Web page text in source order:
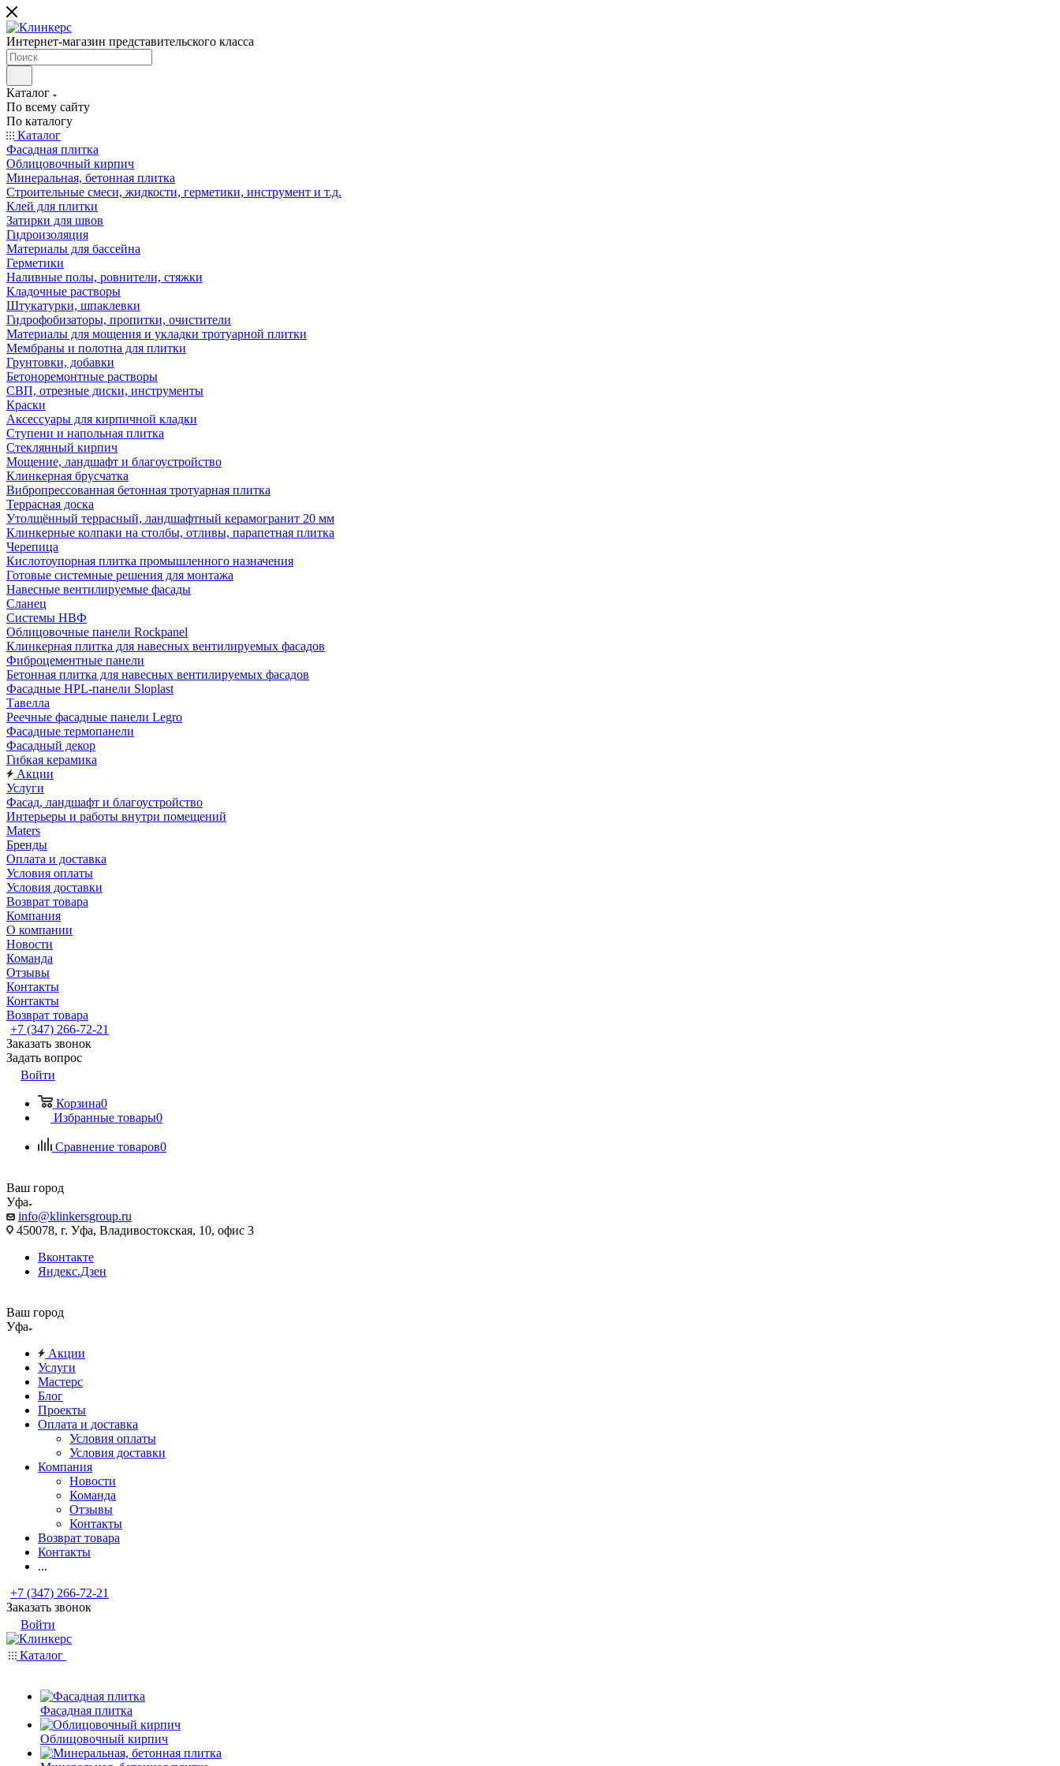
Интернет-магазин представительского класса
Каталог
По всему сайту
По каталогу
Каталог
Фасадная плитка
Облицовочный кирпич
Минеральная, бетонная плитка
Строительные смеси, жидкости, герметики, инструмент и т.д.
Клей для плитки
Затирки для швов
Гидроизоляция
Материалы для бассейна
Герметики
Наливные полы, ровнители, стяжки
Кладочные растворы
Штукатурки, шпаклевки
Гидрофобизаторы, пропитки, очистители
Материалы для мощения и укладки тротуарной плитки
Мембраны и полотна для плитки
Грунтовки, добавки
Бетоноремонтные растворы
СВП, отрезные диски, инструменты
Краски
Аксессуары для кирпичной кладки
Ступени и напольная плитка
Cтеклянный кирпич
Мощение, ландшафт и благоустройство
Клинкерная брусчатка
Вибропрессованная бетонная тротуарная плитка
Террасная доска
Утолщённый террасный, ландшафтный керамогранит 20 мм
Клинкерные колпаки на столбы, отливы, парапетная плитка
Черепица
Кислотоупорная плитка промышленного назначения
Готовые системные решения для монтажа
Навесные вентилируемые фасады
Сланец
Системы НВФ
Облицовочные панели Rockpanel
Клинкерная плитка для навесных вентилируемых фасадов
Фиброцементные панели
Бетонная плитка для навесных вентилируемых фасадов
Фасадные HPL-панели Sloplast
Тавелла
Реечные фасадные панели Legro
Фасадные термопанели
Фасадный декор
Гибкая керамика
Акции
Услуги
Фасад, ландшафт и благоустройство
Интерьеры и работы внутри помещений
Maters
Бренды
Оплата и доставка
Условия оплаты
Условия доставки
Возврат товара
Компания
О компании
Новости
Команда
Отзывы
Контакты
Контакты
Возврат товара
+7 (347) 266-72-21
Заказать звонок
Задать вопрос
Войти
Корзина0
Избранные товары0
Сравнение товаров0
Ваш город
Уфа
info@klinkersgroup.ru
450078, г. Уфа, Владивостокская, 10, офис 3
Вконтакте
Яндекс.Дзен
Ваш город
Уфа
Акции
Услуги
Мастерс
Блог
Проекты
Оплата и доставка
Условия оплаты
Условия доставки
Компания
Новости
Команда
Отзывы
Контакты
Возврат товара
Контакты
...
+7 (347) 266-72-21
Заказать звонок
Войти
Каталог
Фасадная плитка
Облицовочный кирпич